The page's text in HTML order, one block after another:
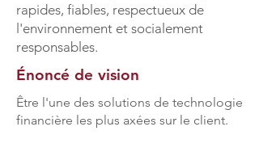
rapides, fiables, respectueux de
l'environnement et socialement
responsables.
Énoncé de vision
Être l'une des solutions de technologie
financière les plus axées sur le client.